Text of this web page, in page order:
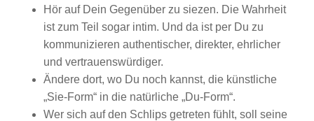
Hör auf Dein Gegenüber zu siezen. Die Wahrheit
ist zum Teil sogar intim. Und da ist per Du zu
kommunizieren authentischer, direkter, ehrlicher
und vertrauenswürdiger.
Ändere dort, wo Du noch kannst, die künstliche
„Sie-Form“ in die natürliche „Du-Form“.
Wer sich auf den Schlips getreten fühlt, soll seine